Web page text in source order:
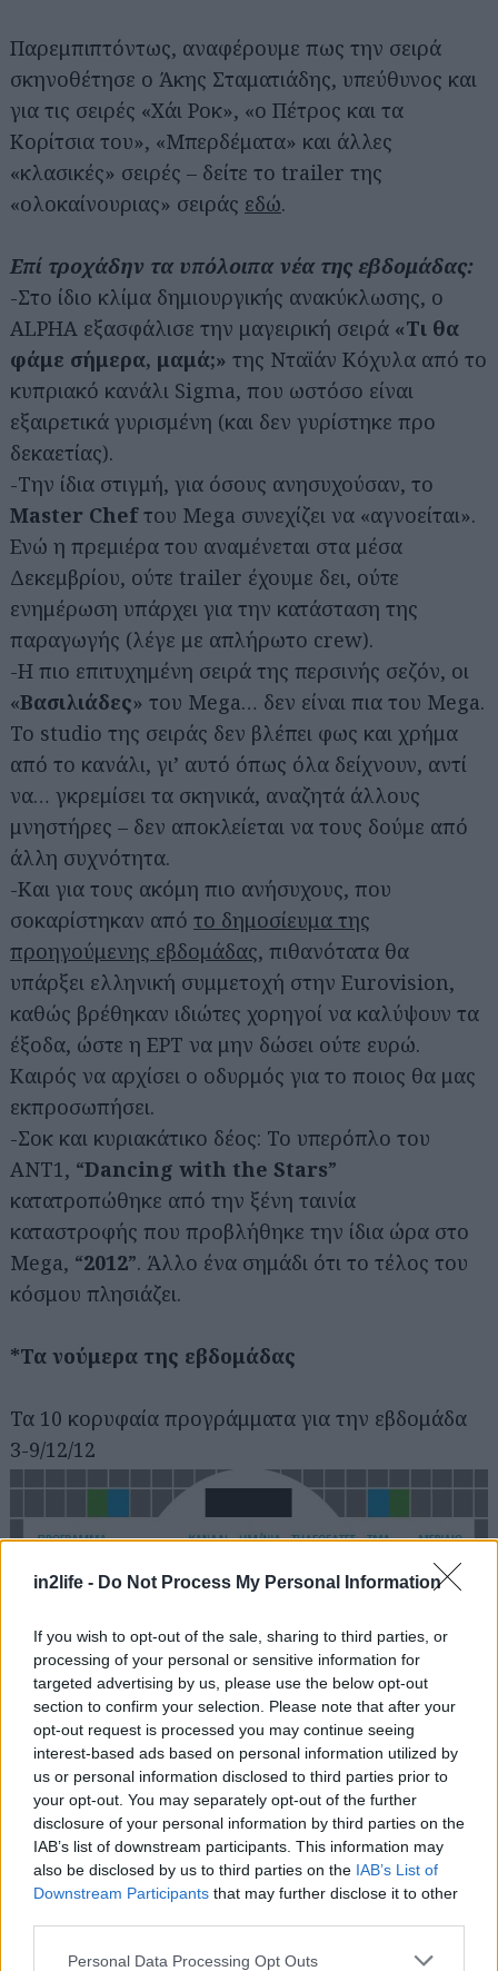
in2life - Do Not Process My Personal Information
If you wish to opt-out of the sale, sharing to third parties, or
processing of your personal or sensitive information for
targeted advertising by us, please use the below opt-out
section to confirm your selection. Please note that after your
opt-out request is processed you may continue seeing
interest-based ads based on personal information utilized by
us or personal information disclosed to third parties prior to
your opt-out. You may separately opt-out of the further
disclosure of your personal information by third parties on the
IAB’s list of downstream participants. This information may
also be disclosed by us to third parties on the IAB’s List of
Downstream Participants that may further disclose it to other
Please note that this website/app uses one or more Google
Personal Data Processing Opt Outs
Παρεμπιπτόντως, αναφέρουμε πως την σειρά
σκηνοθέτησε ο Άκης Σταματιάδης, υπεύθυνος και
για τις σειρές «Χάι Ροκ», «ο Πέτρος και τα
Κορίτσια του», «Μπερδέματα» και άλλες
«κλασικές» σειρές – δείτε το trailer της
«ολοκαίνουριας» σειράς εδώ.
Επί τροχάδην τα υπόλοιπα νέα της εβδομάδας:
-Στο ίδιο κλίμα δημιουργικής ανακύκλωσης, ο
ALPHA εξασφάλισε την μαγειρική σειρά «Τι θα
φάμε σήμερα, μαμά;» της Νταϊάν Κόχυλα από το
κυπριακό κανάλι Sigma, που ωστόσο είναι
εξαιρετικά γυρισμένη (και δεν γυρίστηκε προ
δεκαετίας).
-Την ίδια στιγμή, για όσους ανησυχούσαν, το
Master Chefτου Mega συνεχίζει να «αγνοείται».
Ενώ η πρεμιέρα του αναμένεται στα μέσα
Δεκεμβρίου, ούτε trailer έχουμε δει, ούτε
ενημέρωση υπάρχει για την κατάσταση της
παραγωγής (λέγε με απλήρωτο crew).
-Η πιο επιτυχημένη σειρά της περσινής σεζόν, οι
«Βασιλιάδες» του Mega… δεν είναι πια του Mega.
To studio της σειράς δεν βλέπει φως και χρήμα
από το κανάλι, γι’ αυτό όπως όλα δείχνουν, αντί
να… γκρεμίσει τα σκηνικά, αναζητά άλλους
μνηστήρες – δεν αποκλείεται να τους δούμε από
άλλη συχνότητα.
-Και για τους ακόμη πιο ανήσυχους, που
σοκαρίστηκαν από το δημοσίευμα της
προηγούμενης εβδομάδας, πιθανότατα θα
υπάρξει ελληνική συμμετοχή στην Eurovision,
καθώς βρέθηκαν ιδιώτες χορηγοί να καλύψουν τα
έξοδα, ώστε η ΕΡΤ να μην δώσει ούτε ευρώ.
Καιρός να αρχίσει ο οδυρμός για το ποιος θα μας
εκπροσωπήσει.
-Σοκ και κυριακάτικο δέος: Το υπερόπλο του
ANT1, “Dancing with the Stars”
κατατροπώθηκε από την ξένη ταινία
καταστροφής που προβλήθηκε την ίδια ώρα στο
Mega, “2012”. Άλλο ένα σημάδι ότι το τέλος του
κόσμου πλησιάζει.
*Τα νούμερα της εβδομάδας
Τα 10 κορυφαία προγράμματα για την εβδομάδα
3-9/12/12
Τα μερίδια των τηλεοπτικών σταθμών για την ίδια
για...